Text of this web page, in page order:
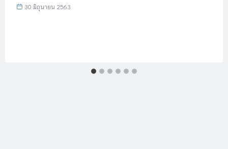
30 มิถุนายน 2563